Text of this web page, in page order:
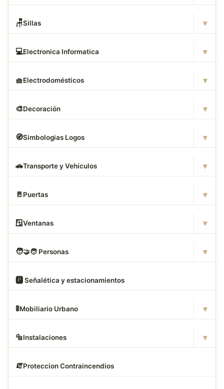
🪑Sillas ▾
💻Electronica Informatica ▾
🧺Electrodomésticos ▾
🎨Decoración ▾
🧭Simbologias Logos ▾
🚗Transporte y Vehículos ▾
🚪 Puertas ▾
🪟Ventanas ▾
🧑‍🤝‍🧑 Personas ▾
🅿️ Señalética y estacionamientos
🚦Mobiliario Urbano ▾
🔩Instalaciones ▾
🧯Proteccion Contraincendios